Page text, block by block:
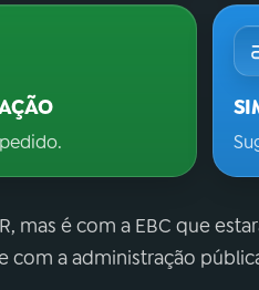
mas é com a EBC que
a administração